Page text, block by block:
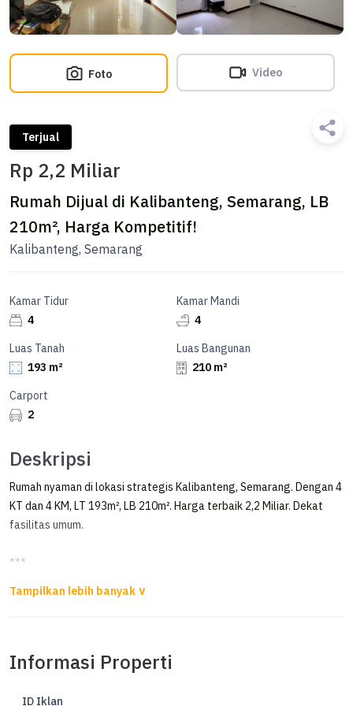
Foto Video
Terjual
Rp 2,2 Miliar
Rumah Dijual di Kalibanteng, Semarang, LB
210m², Harga Kompetitif!
Kalibanteng, Semarang
Kamar Tidur
4
Kamar Mandi
4
Luas Tanah
193 m²
Luas Bangunan
210 m²
Carport
2
Deskripsi
Rumah nyaman di lokasi strategis Kalibanteng, Semarang. Dengan 4
KT dan 4 KM, LT 193m², LB 210m². Harga terbaik 2,2 Miliar. Dekat
fasilitas umum.
***
belakang tahun 2022
Luas Tanah 193m²
Informasi Properti
ID Iklan